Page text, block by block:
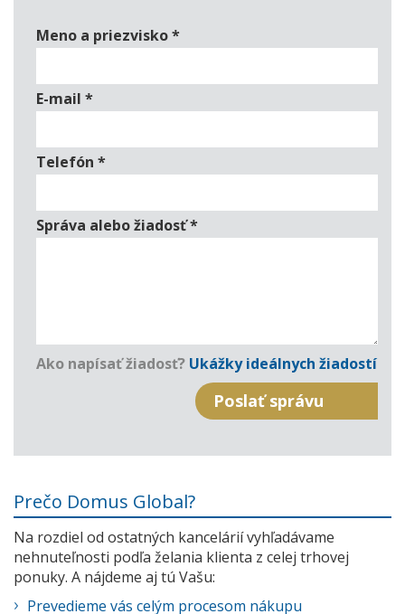
Meno a priezvisko*
E-mail *
Telefón *
Správa alebo žiadosť*
Ako napísať žiadosť? Ukážky ideálnych žiadostí
Prečo Domus Global?
Na rozdiel od ostatných kancelárií vyhľadávame
nehnuteľnosti podľa želania klienta z celej trhovej
ponuky. A nájdeme aj tú Vašu:
Prevedieme vás celým procesom nákupu